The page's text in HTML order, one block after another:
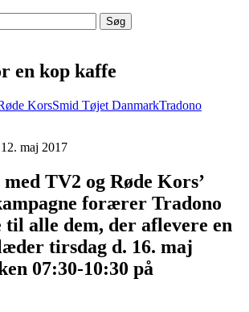
en kop kaffe
KorsSmid Tøjet DanmarkTradono
12. maj 2017
TV2 og Røde Kors’
forærer Tradono
alle dem, der aflevere en
tirsdag d. 16. maj
07:30-10:30 på